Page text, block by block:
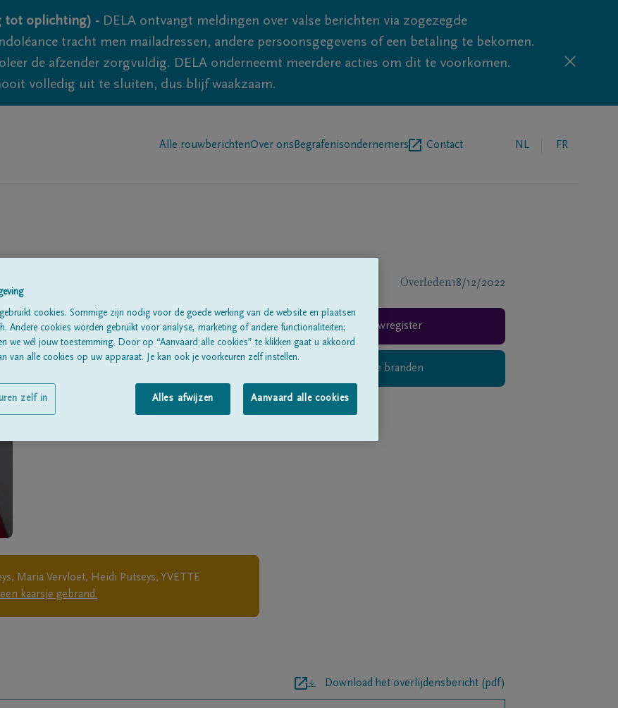
tot oplichting) - DELA ontvangt meldingen over valse berichten via zogezegde
tracht men mailadressen, andere persoonsgegevens of een betaling te bekomen.
de afzender zorgvuldig. DELA onderneemt meerdere acties om dit te voorkomen.
volledig uit te sluiten, dus blijf waakzaam.
Alle rouwberichtenOver ons Begrafenisondernemers Contact NL FR
Overleden18/12/2022
Geboren te Tienen op 25/04/1943
Overleden te TIENEN op 18/12/2022
Woonachtig te Glabbeek-Zuurbemde
Maria Vervloet, Heidi Putseys, YVETTE
kaarsje gebrand.
Rouwregister
Digitaal kaarsje branden
Download het overlijdensbericht (pdf)
cookies. Sommige zijn nodig voor de goede werking van de website en plaatsen
Andere cookies worden gebruikt voor analyse, marketing of andere functionaliteiten;
we wél jouw toestemming. Door op “Aanvaard alle cookies” te klikken gaat u akkoord
van alle cookies op uw apparaat. Je kan ook je voorkeuren zelf instellen.
Alles afwijzen Aanvaard alle cookies
zelf in